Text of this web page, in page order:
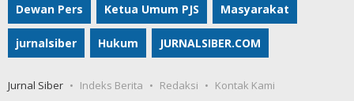
Dewan Pers Ketua Umum PJS Masyarakat
jurnalsiber Hukum JURNALSIBER.COM
Jurnal Siber Indeks Berita Redaksi Kontak Kami